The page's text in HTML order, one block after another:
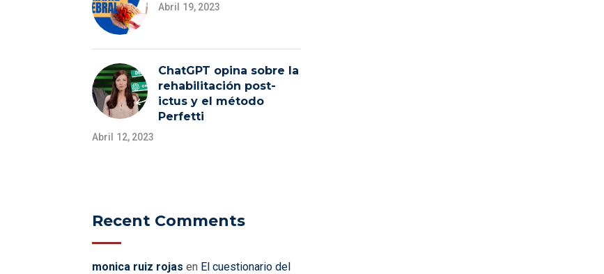
Abril 19, 2023
ChatGPT opina sobre la
rehabilitación post-
ictus y el método
Perfetti
Abril 12, 2023
Recent Comments
monica ruiz rojas en El cuestionario del